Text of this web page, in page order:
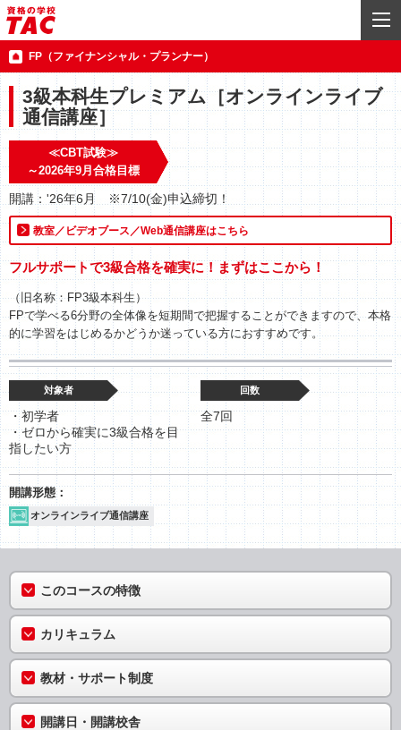
FP（ファイナンシャル・プランナー）
3級本科生プレミアム［オンラインライブ
通信講座］
≪CBT試験≫
～2026年9月合格目標
開講：'26年6月 ※7/10(金)申込締切！
教室／ビデオブース／Web通信講座はこちら
フルサポートで3級合格を確実に！まずはここから！
（旧名称：FP3級本科生）
FPで学べる6分野の全体像を短期間で把握することができますので、本格
的に学習をはじめるかどうか迷っている方におすすめです。
対象者
・初学者
・ゼロから確実に3級合格を目
指したい方
回数
全7回
オンラインライブ通信講座
このコースの特徴
カリキュラム
教材・サポート制度
開講日・開講校舎